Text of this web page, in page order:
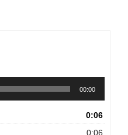
00:00
0:06
0:06